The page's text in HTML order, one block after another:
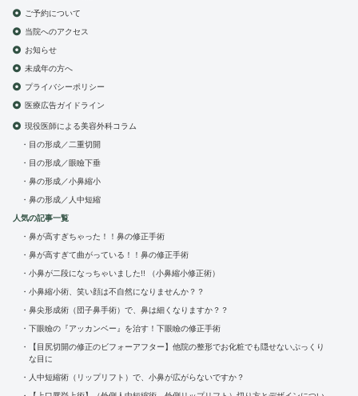
ご予約について
当院へのアクセス
お知らせ
未成年の方へ
プライバシーポリシー
医療広告ガイドライン
現役医師による美容外科コラム
目の形成／二重切開
目の形成／眼瞼下垂
鼻の形成／小鼻縮小
鼻の形成／人中短縮
人気の記事一覧
鼻が高すぎちゃった！！鼻の修正手術
鼻が高すぎて曲がっている！！鼻の修正手術
小鼻が二段になっちゃいました!! （小鼻縮小修正術）
小鼻縮小術、笑い顔は不自然になりませんか？？
鼻尖形成術（団子鼻手術）で、鼻は細くなりますか？？
下眼瞼の『アッカンベー』を治す！下眼瞼の修正手術
【目尻切開の修正のビフォーアフター】他院の整形でお化粧でも隠せないぷっくり
な目に
人中短縮術（リップリフト）で、小鼻が広がらないですか？